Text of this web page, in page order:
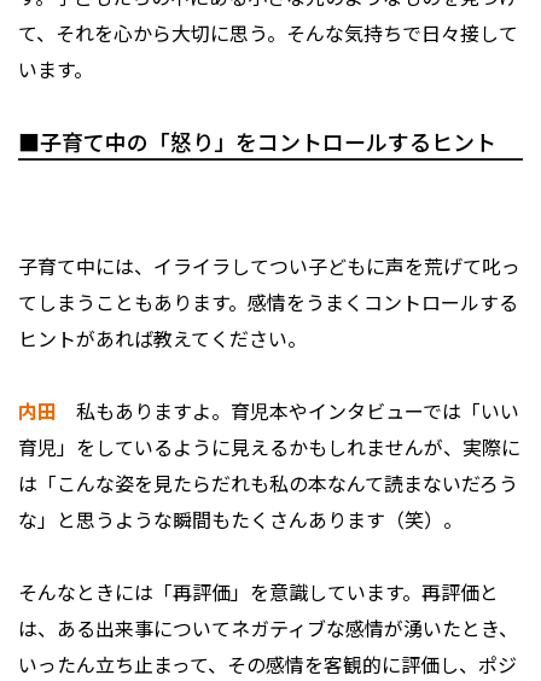
て、それを心から大切に思う。そんな気持ちで日々接して
います。
■子育て中の「怒り」をコントロールするヒント
――子育て中には、イライラしてつい子どもに声を荒げて叱っ
てしまうこともあります。感情をうまくコントロールする
ヒントがあれば教えてください。
内田 私もありますよ。育児本やインタビューでは「いい
育児」をしているように見えるかもしれませんが、実際に
は「こんな姿を見たらだれも私の本なんて読まないだろう
な」と思うような瞬間もたくさんあります（笑）。
そんなときには「再評価」を意識しています。再評価と
は、ある出来事についてネガティブな感情が湧いたとき、
いったん立ち止まって、その感情を客観的に評価し、ポジ